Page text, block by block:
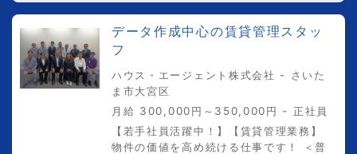
データ作成中心の賃貸管理スタッ
フ
ハウス・エージェント株式会社 - さいた
ま市大宮区
月給 300,000円～350,000円 - 正社員
【若手社員活躍中！】【賃貸管理業務】
物件の価値を高め続ける仕事です！ ＜普